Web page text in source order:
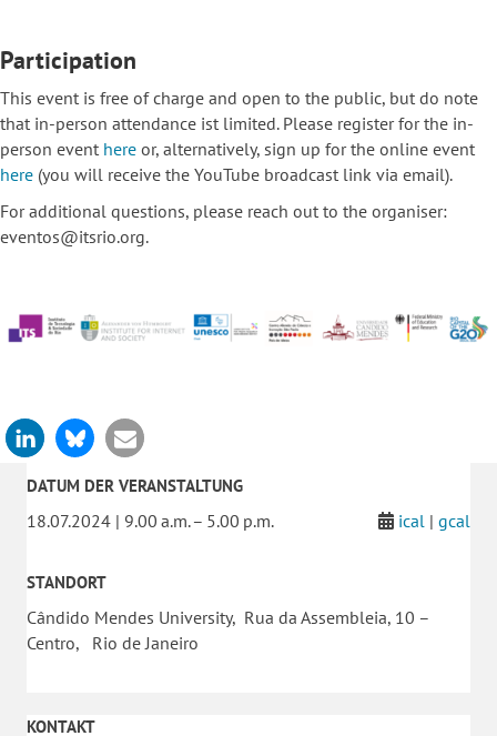
Participation
This event is free of charge and open to the public, but do note
that in-person attendance ist limited. Please register for the in-
person event here or, alternatively, sign up for the online event
here (you will receive the YouTube broadcast link via email).
For additional questions, please reach out to the organiser:
eventos@itsrio.org.
DATUM DER VERANSTALTUNG
18.07.2024 | 9.00 a.m. – 5.00 p.m. ical | gcal
STANDORT
Cândido Mendes University, Rua da Assembleia, 10 –
Centro, Rio de Janeiro
KONTAKT